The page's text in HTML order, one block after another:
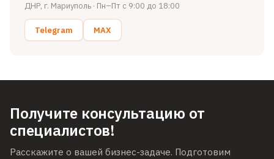
ДНР, г. Мариуполь · Пн–Пт с 9:00 до 18:00
Telegram MAX
Получите консультацию от
специалистов!
Расскажите о вашей бизнес-задаче. Подготовим